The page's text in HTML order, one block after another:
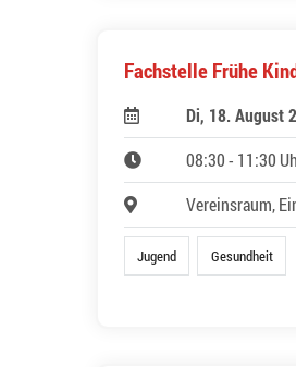
Fachstelle Frühe
Di, 18. August
08:30 - 11:30
Vereinsraum,
Jugend Gesundheit